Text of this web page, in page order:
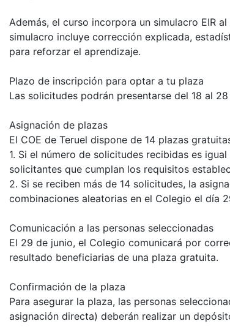
Además, el curso incorpora un simulacro EIR
simulacro incluye corrección explicada,
para reforzar el aprendizaje.
Plazo de inscripción para optar a tu plaza
Las solicitudes podrán presentarse del 18 al
Asignación de plazas
El COE de Teruel dispone de 14 plazas
1. Si el número de solicitudes recibidas es
solicitantes que cumplan los requisitos
2. Si se reciben más de 14 solicitudes, la
combinaciones aleatorias en el Colegio el día
Comunicación a las personas seleccionadas
El 29 de junio, el Colegio comunicará por
resultado beneficiarias de una plaza gratuita.
Confirmación de la plaza
Para asegurar la plaza, las personas
asignación directa) deberán realizar un